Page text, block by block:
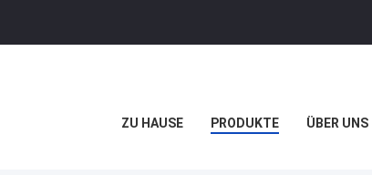
ZU HAUSE PRODUKTE ÜBER UNS